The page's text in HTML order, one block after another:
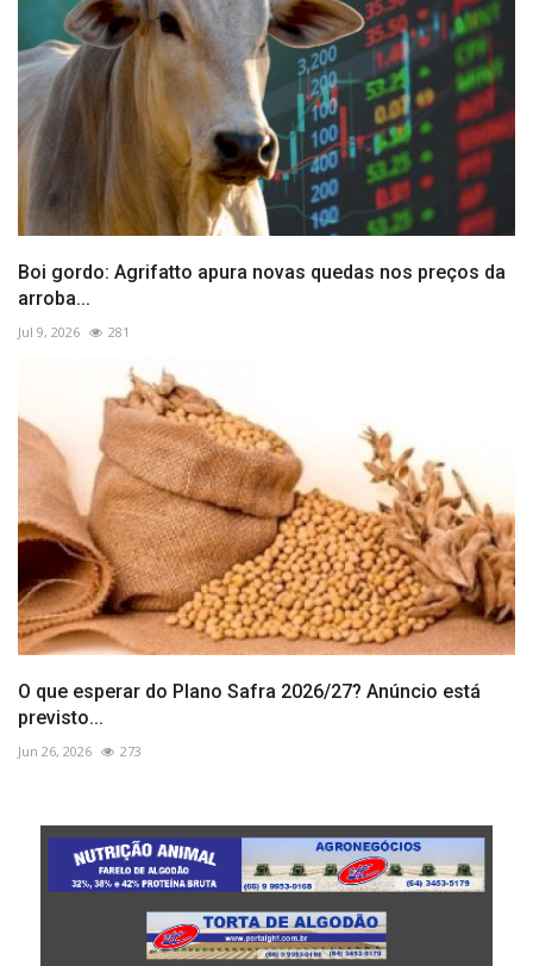
Boi gordo: Agrifatto apura novas quedas nos preços da
arroba...
Jul 9, 2026 281
O que esperar do Plano Safra 2026/27? Anúncio está
previsto...
Jun 26, 2026 273